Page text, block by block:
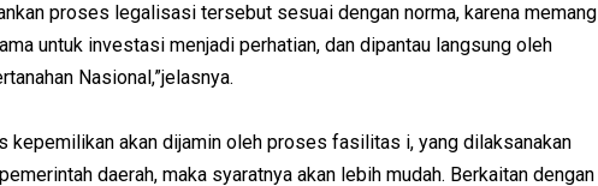
proses legalisasi tersebut sesuai dengan norma, karena memang
untuk investasi menjadi perhatian, dan dipantau langsung oleh
Nasional,”jelasnya.
kepemilikan akan dijamin oleh proses fasilitas i, yang dilaksanakan
daerah, maka syaratnya akan lebih mudah. Berkaitan dengan